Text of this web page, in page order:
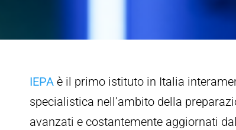
IEPAè il primo istituto in Italia
specialistica nell’ambito della
avanzati e costantemente aggiornati